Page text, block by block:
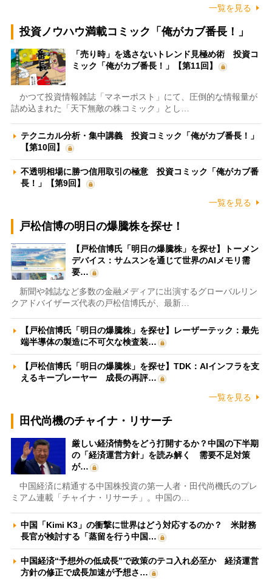
一覧を見る
投資ノウハウ満載コミック「俺がカブ番長！」
「売り時」を逃さないトレンド見極め術 投資コ
ミック「俺がカブ番長！」【第11回】
かつて投資情報雑誌「マネーポスト」にて、圧倒的な情報量が
詰め込まれた「天下無敵の株コミック」とし…
テクニカル分析・集中講義 投資コミック「俺がカブ番長！」
【第10回】
不透明相場に勝つ信用取引の極意 投資コミック「俺がカブ番
長！」【第9回】
一覧を見る
戸松信博の明日の爆騰株を探せ！
【戸松信博氏「明日の爆騰株」を探せ】トーメン
デバイス：サムスンを通じて世界のAIメモリ需
要…
新聞や雑誌など多数の金融メディアに出演するグローバルリン
クアドバイザーズ代表の戸松信博氏が、最新…
【戸松信博氏「明日の爆騰株」を探せ】レーザーテック：最先
端半導体の製造に不可欠な検査装…
【戸松信博氏「明日の爆騰株」を探せ】TDK：AIインフラを支
えるキープレーヤー 成長の再評…
一覧を見る
田代尚機のチャイナ・リサーチ
厳しい経済情勢をどう打開するか？中国の下半期
の「経済運営方針」を読み解く 需要不足対策
が…
中国経済に精通する中国株投資の第一人者・田代尚機氏のプレ
ミアム連載「チャイナ・リサーチ」。中国の…
中国「Kimi K3」の衝撃に世界はどう対応するのか？ 米財務
長官が検討する「蒸留を行う中国…
中国経済“予想外の低成長”で政策のテコ入れ必至か 経済運営
方針の修正で成長加速が予想さ…